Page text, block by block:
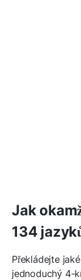
Jak
134
Překládejte
jednoduchý 4-